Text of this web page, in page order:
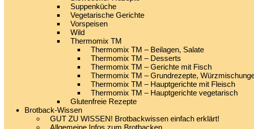
Suppenküche
Vegetarische Gerichte
Vorspeisen
Wild
Thermomix TM
Thermomix TM – Beilagen, Salate
Thermomix TM – Desserts
Thermomix TM – Gerichte mit Fisch
Thermomix TM – Grundrezepte,
Thermomix TM – Hauptgerichte mit Fleisch
Thermomix TM – Hauptgerichte vegetarisch
Glutenfreie Rezepte
Brotback-Wissen
GUT ZU WISSEN! Brotbackwissen einfach erklärt!
Allgemeine Infos zum Brotbacken